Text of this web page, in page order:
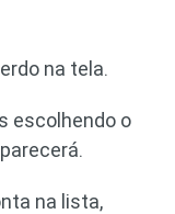
na tela.
escolhendo o
na lista,